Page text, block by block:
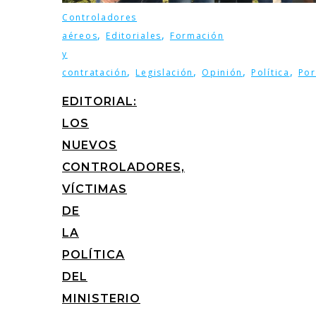
Controladores
aéreos,Editoriales, Formación
y
contratación,Legislación , Opinión ,Política ,
EDITORIAL:
LOS
NUEVOS
CONTROLADORES,
VÍCTIMAS
DE
LA
POLÍTICA
DEL
MINISTERIO